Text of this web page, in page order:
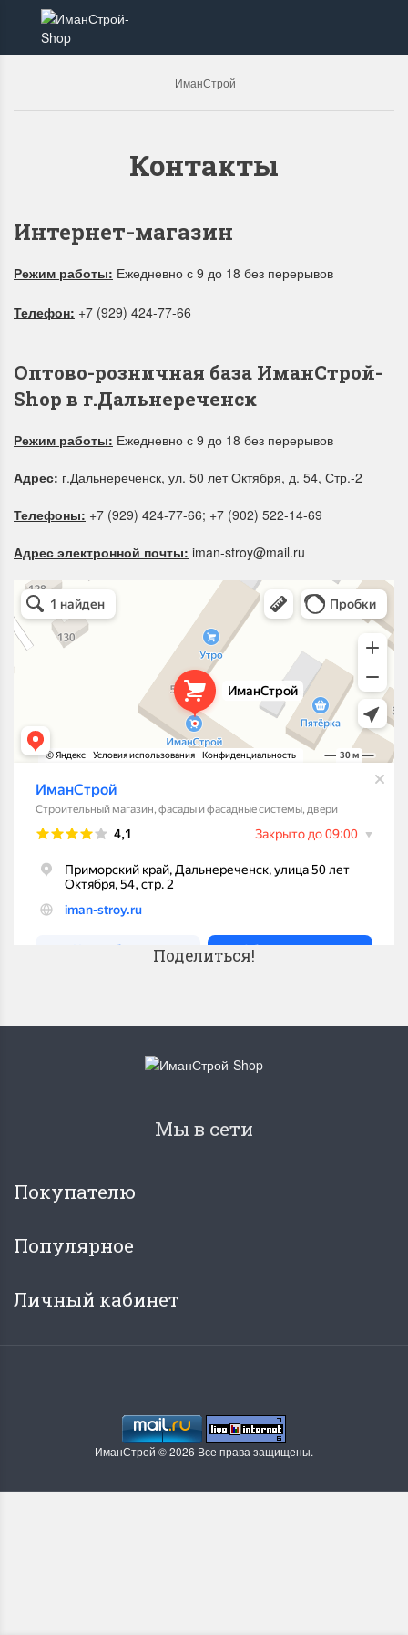
ИманСтрой
Контакты
Интернет-магазин
Режим работы: Ежедневно с 9 до 18 без перерывов
Телефон: +7 (929) 424-77-66
Оптово-розничная база ИманСтрой-
Shop в г.Дальнереченск
Режим работы: Ежедневно с 9 до 18 без перерывов
Адрес: г.Дальнереченск, ул. 50 лет Октября, д. 54, Стр.-2
Телефоны: +7 (929) 424-77-66; +7 (902) 522-14-69
Адрес электронной почты: iman-stroy@mail.ru
ИманСтрой
Строительный магазин в Дальнереченске
Фасады и фасадные системы в Дальнереченске
Поделиться!
Мы в сети
Покупателю
Популярное
Личный кабинет
ИманСтрой © 2026 Все права защищены.